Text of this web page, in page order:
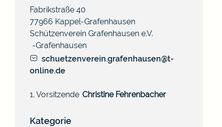
Schützenverein Grafenhausen e.V.
Grafenhausen
Fabrikstraße 40
77966 Kappel-Grafenhausen
schuetzenverein.grafenhausen@t-
online.de
1. Vorsitzende Christine Fehrenbacher
Kategorie